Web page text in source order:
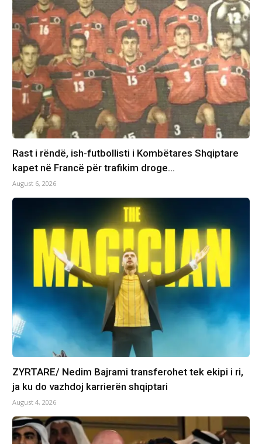
Rast i rëndë, ish-futbollisti i Kombëtares Shqiptare
kapet në Francë për trafikim droge…
August 6, 2026
ZYRTARE/ Nedim Bajrami transferohet tek ekipi i ri,
ja ku do vazhdoj karrierën shqiptari
August 4, 2026